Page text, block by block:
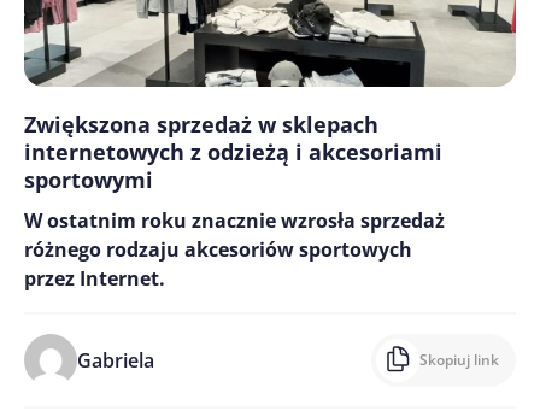
Zwiększona sprzedaż w sklepach
internetowych z odzieżą i akcesoriami
sportowymi
W ostatnim roku znacznie wzrosła sprzedaż
różnego rodzaju akcesoriów sportowych
przez Internet.
Gabriela Skopiuj link